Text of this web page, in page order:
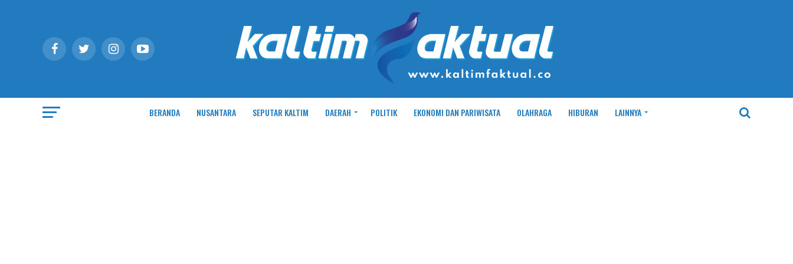
BERANDA NUSANTARA SEPUTAR KALTIM DAERAH POLITIK EKONOMI DAN PARIWISATA OLAHRAGA HIBURAN LAINNYA